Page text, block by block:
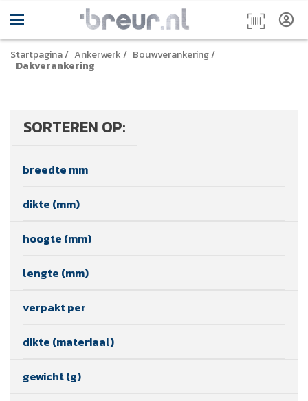
Startpagina/ Ankerwerk/ Bouwverankering/
Dakverankering
SORTEREN OP:
breedte mm
dikte (mm)
hoogte (mm)
lengte (mm)
verpakt per
dikte (materiaal)
gewicht (g)